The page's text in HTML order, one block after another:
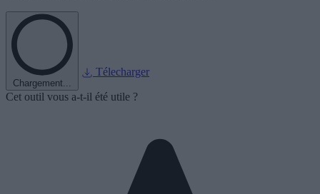
Chargement...
Télecharger
Cet outil vous a-t-il été utile ?